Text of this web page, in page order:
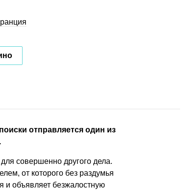
отправляется один из
совершенно другого дела.
от которого без раздумья
и объявляет безжалостную